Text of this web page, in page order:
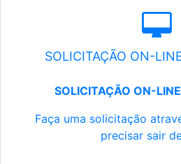
SOLICITAÇÃO ON-
SOLICITAÇÃO ON-
Faça uma solicitação
precisar sair